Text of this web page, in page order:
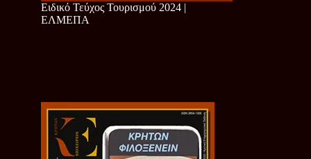
Ειδικό Τεύχος Τουρισμού 2024 |
ΕΛΜΕΠΑ